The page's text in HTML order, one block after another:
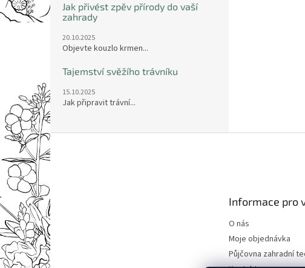
Jak přivést zpěv přírody do vaší
zahrady
20.10.2025
Objevte kouzlo krmen...
Tajemství svěžího trávníku
15.10.2025
Jak připravit trávní...
Z
p
í
Informace pro
O nás
Moje objednávka
Půjčovna zahradní